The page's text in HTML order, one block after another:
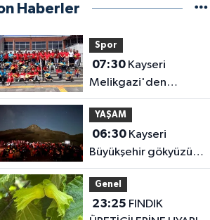
Haberler
Spor
07:30
Melikgazi'den
ücretsiz yaz kursları
YAŞAM
06:30
Büyükşehir gökyüzü
tutkunlarını Erciyes'te
buluşturacak
Genel
23:25